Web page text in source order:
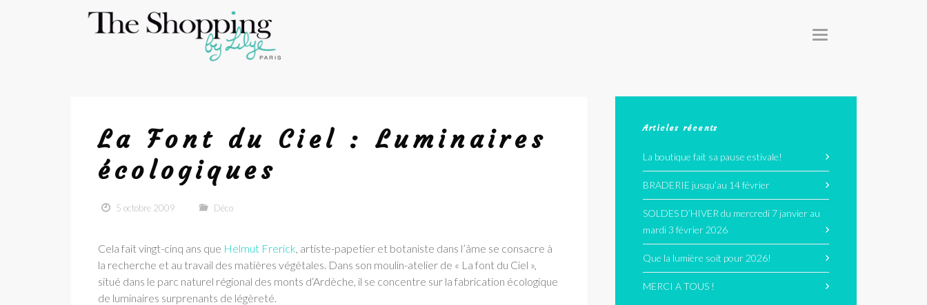
T
O
A
O
La Font du Ciel : Luminaires
écologiques
5 octobre 2009 Déco
Cela fait vingt-cinq ans que Helmut Frerick, artiste-papetier et botaniste dans l’âme se consacre à
la recherche et au travail des matières végétales. Dans son moulin-atelier de « La font du Ciel »,
situé dans le parc naturel régional des monts d‘Ardèche, il se concentre sur la fabrication écologique
de luminaires surprenants de légèreté.
Articles récents
La boutique fait sa pause estivale!
BRADERIE jusqu’au 14 février
SOLDES D’HIVER du mercredi 7 janvier au
mardi 3 février 2026
Que la lumière soit pour 2026!
MERCI A TOUS !